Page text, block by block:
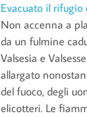
Evacuato il
Non accenna a
da un fulmine
Valsesia e
allargato
del fuoco, degli
elicotteri. Le